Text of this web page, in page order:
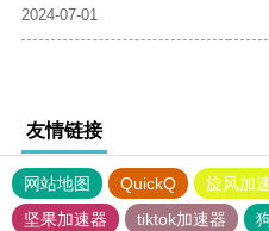
2024-07-01
友情链接
网站地图 QuickQ 旋风加
坚果加速器
tiktok加速器